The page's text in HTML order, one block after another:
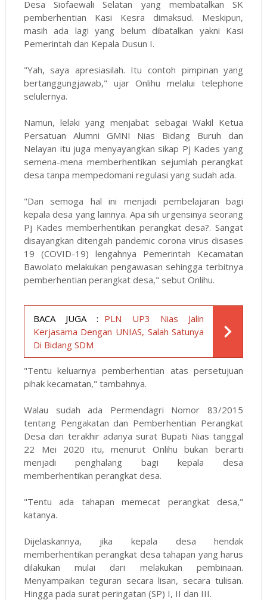
Desa Siofaewali Selatan yang membatalkan SK
pemberhentian Kasi Kesra dimaksud. Meskipun,
masih ada lagi yang belum dibatalkan yakni Kasi
Pemerintah dan Kepala Dusun I.
"Yah, saya apresiasilah. Itu contoh pimpinan yang
bertanggungjawab," ujar Onlihu melalui telephone
selulernya.
Namun, lelaki yang menjabat sebagai Wakil Ketua
Persatuan Alumni GMNI Nias Bidang Buruh dan
Nelayan itu juga menyayangkan sikap Pj Kades yang
semena-mena memberhentikan sejumlah perangkat
desa tanpa mempedomani regulasi yang sudah ada.
"Dan semoga hal ini menjadi pembelajaran bagi
kepala desa yang lainnya. Apa sih urgensinya seorang
Pj Kades memberhentikan perangkat desa?. Sangat
disayangkan ditengah pandemic corona virus disases
19 (COVID-19) lengahnya Pemerintah Kecamatan
Bawolato melakukan pengawasan sehingga terbitnya
pemberhentian perangkat desa," sebut Onlihu.
BACA JUGA : PLN UP3 Nias Jalin
Kerjasama Dengan UNIAS, Salah Satunya
Di Bidang SDM
"Tentu keluarnya pemberhentian atas persetujuan
pihak kecamatan," tambahnya.
Walau sudah ada Permendagri Nomor 83/2015
tentang Pengakatan dan Pemberhentian Perangkat
Desa dan terakhir adanya surat Bupati Nias tanggal
22 Mei 2020 itu, menurut Onlihu bukan berarti
menjadi penghalang bagi kepala desa
memberhentikan perangkat desa.
"Tentu ada tahapan memecat perangkat desa,"
katanya.
Dijelaskannya, jika kepala desa hendak
memberhentikan perangkat desa tahapan yang harus
dilakukan mulai dari melakukan pembinaan.
Menyampaikan teguran secara lisan, secara tulisan.
Hingga pada surat peringatan (SP) I, II dan III.